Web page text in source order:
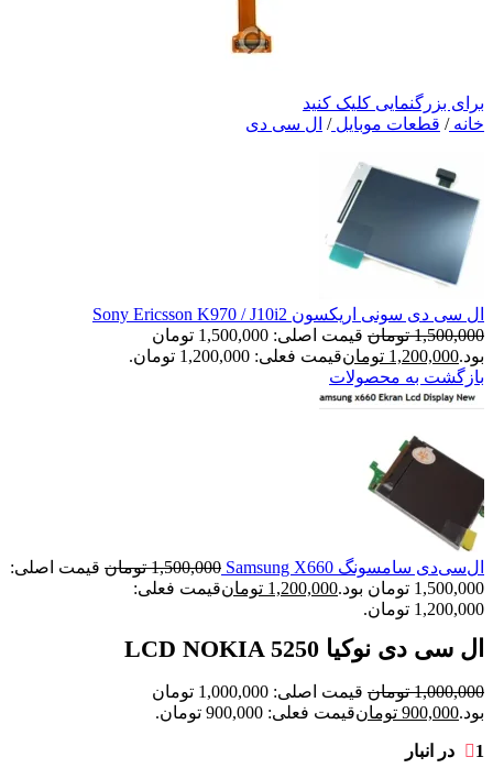
برای بزرگنمایی کلیک کنید
خانه/ قطعات موبایل/ ال سی دی
ال سی دی سونی اریکسون Sony Ericsson K970 / J10i2
1,500,000 تومان
قیمت اصلی: 1,500,000 تومان
بود.1,200,000 تومانقیمت فعلی: 1,200,000 تومان.
بازگشت به محصولات
ال‌سی‌دی سامسونگ Samsung X660 1,500,000 تومان قیمت اصلی:
1,500,000 تومان بود.
1,200,000 تومانقیمت فعلی:
1,200,000 تومان.
ال سی دی نوکیا LCD NOKIA 5250
1,000,000 تومان
قیمت اصلی: 1,000,000 تومان
بود.900,000 تومانقیمت فعلی: 900,000 تومان.
1 در انبار